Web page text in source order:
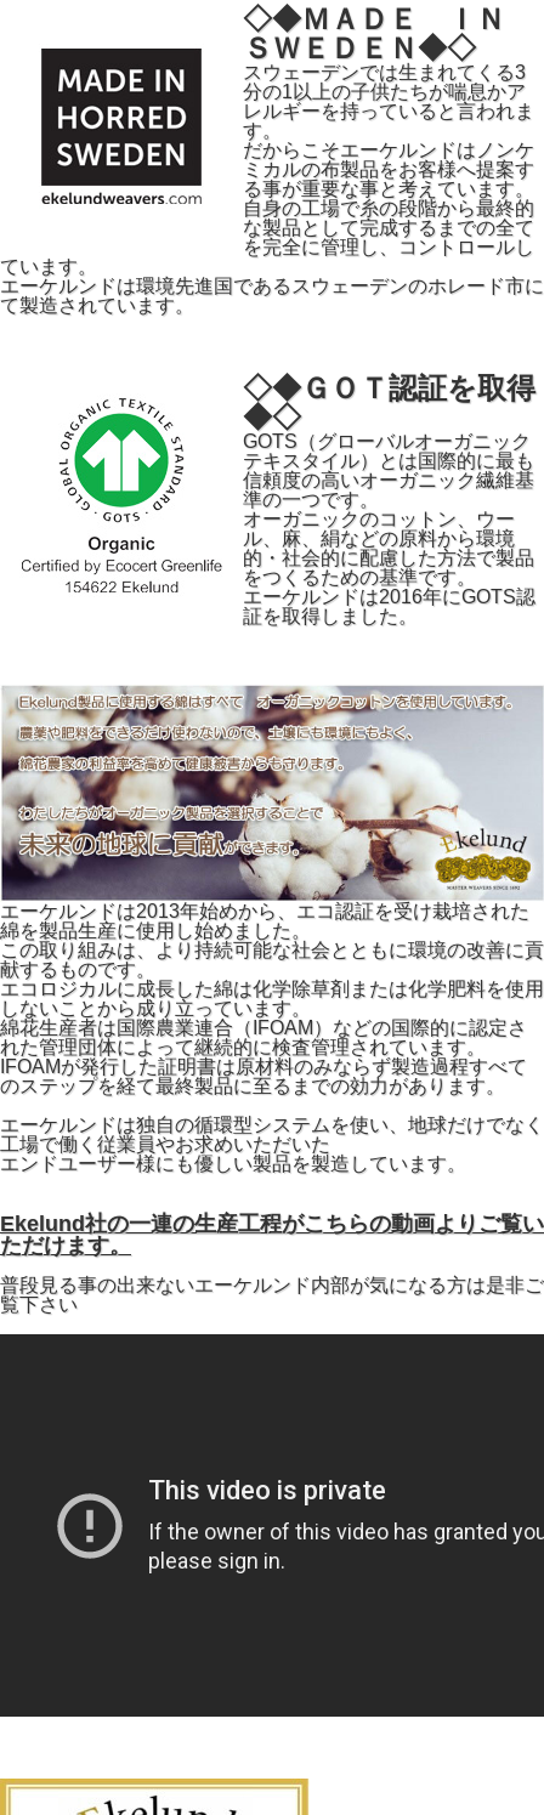
◇◆ＭＡＤＥ ＩＮ
ＳＷＥＤＥＮ◆◇
スウェーデンでは生まれてくる3
分の1以上の子供たちが喘息かア
レルギーを持っていると言われま
す。
だからこそエーケルンドはノンケ
ミカルの布製品をお客様へ提案す
る事が重要な事と考えています。
自身の工場で糸の段階から最終的
な製品として完成するまでの全て
を完全に管理し、コントロールし
ています。
エーケルンドは環境先進国であるスウェーデンのホレード市に
て製造されています。
◇◆ＧＯＴ認証を取得
◆◇
GOTS（グローバルオーガニック
テキスタイル）とは国際的に最も
信頼度の高いオーガニック繊維基
準の一つです。
オーガニックのコットン、ウー
ル、麻、絹などの原料から環境
的・社会的に配慮した方法で製品
をつくるための基準です。
エーケルンドは2016年にGOTS認
証を取得しました。
エーケルンドは2013年始めから、エコ認証を受け栽培された
綿を製品生産に使用し始めました。
この取り組みは、より持続可能な社会とともに環境の改善に貢
献するものです。
エコロジカルに成長した綿は化学除草剤または化学肥料を使用
しないことから成り立っています。
綿花生産者は国際農業連合（IFOAM）などの国際的に認定さ
れた管理団体によって継続的に検査管理されています。
IFOAMが発行した証明書は原材料のみならず製造過程すべて
のステップを経て最終製品に至るまでの効力があります。
エーケルンドは独自の循環型システムを使い、地球だけでなく
工場で働く従業員やお求めいただいた
エンドユーザー様にも優しい製品を製造しています。
Ekelund社の一連の生産工程がこちらの動画よりご覧い
ただけます。
普段見る事の出来ないエーケルンド内部が気になる方は是非ご
覧下さい